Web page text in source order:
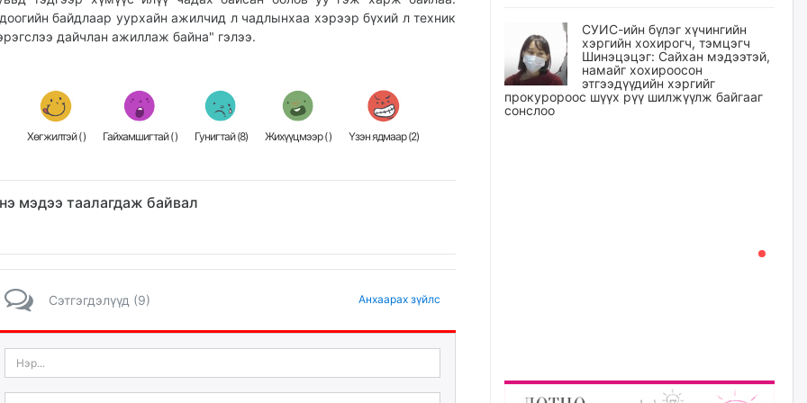
байдлаар уурхайн ажилчид л чадлынхаа хэрээр бүхий л техник
дайчлан ажиллаж байна" гэлээ.
Хөгжилтэй () Гайхамшигтай () Гунигтай (8) Жихүүцмээр () Үзэн ядмаар (2)
мэдээ таалагдаж байвал
Сэтгэгдэлүүд (9) Анхаарах зүйлс
СУИС-ийн бүлэг хүчингийн
хэргийн хохирогч, тэмцэгч
Шинэцэцэг: Сайхан мэдээтэй,
намайг хохироосон
этгээдүүдийн хэргийг
прокуророос шүүх рүү шилжүүлж байгааг
сонслоо